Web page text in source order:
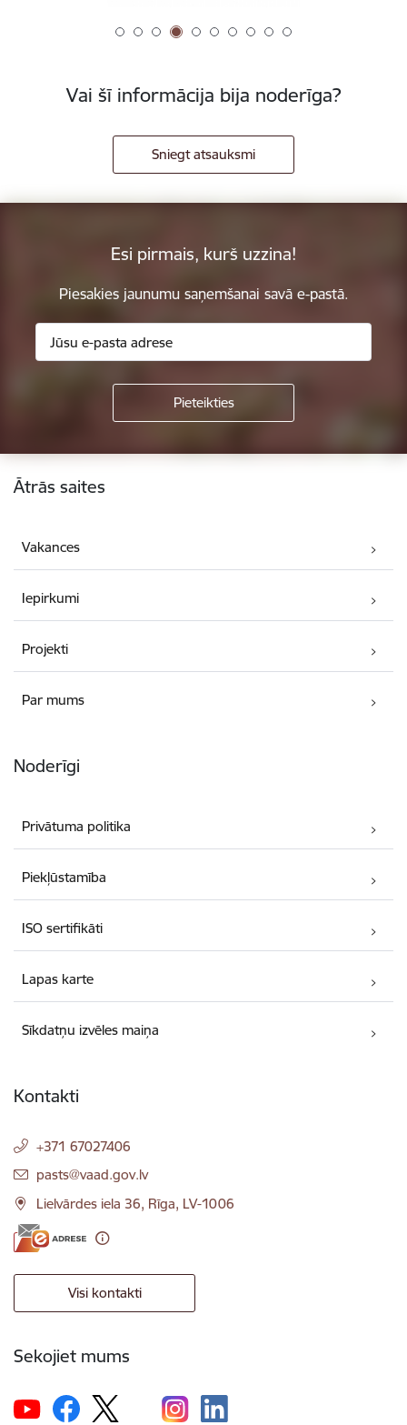
Vai šī informācija bija noderīga?
Sniegt atsauksmi
Esi pirmais, kurš uzzina!
Piesakies jaunumu saņemšanai savā e-pastā.
Kājene
Ātrās saites
Vakances
Iepirkumi
Projekti
Par mums
Noderīgi
Privātuma politika
Piekļūstamība
ISO sertifikāti
Lapas karte
Sīkdatņu izvēles maiņa
Kontakti
+371 67027406
E-pasts:
pasts@vaad.gov.lv
Lielvārdes iela 36, Rīga, LV-1006
Visi kontakti
Sekojiet mums